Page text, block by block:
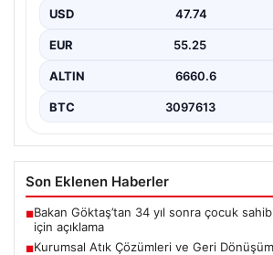
sistemlerini sürekli periyotlarla
modernizasyon aşamasında kenara…
USD 47.74
EUR 55.25
ALTIN 6660.6
BTC 3097613
Son Eklenen Haberler
■Bakan Göktaş’tan 34 yıl sonra çocuk
için açıklama
■Kurumsal Atık Çözümleri ve Geri Dönüşüm